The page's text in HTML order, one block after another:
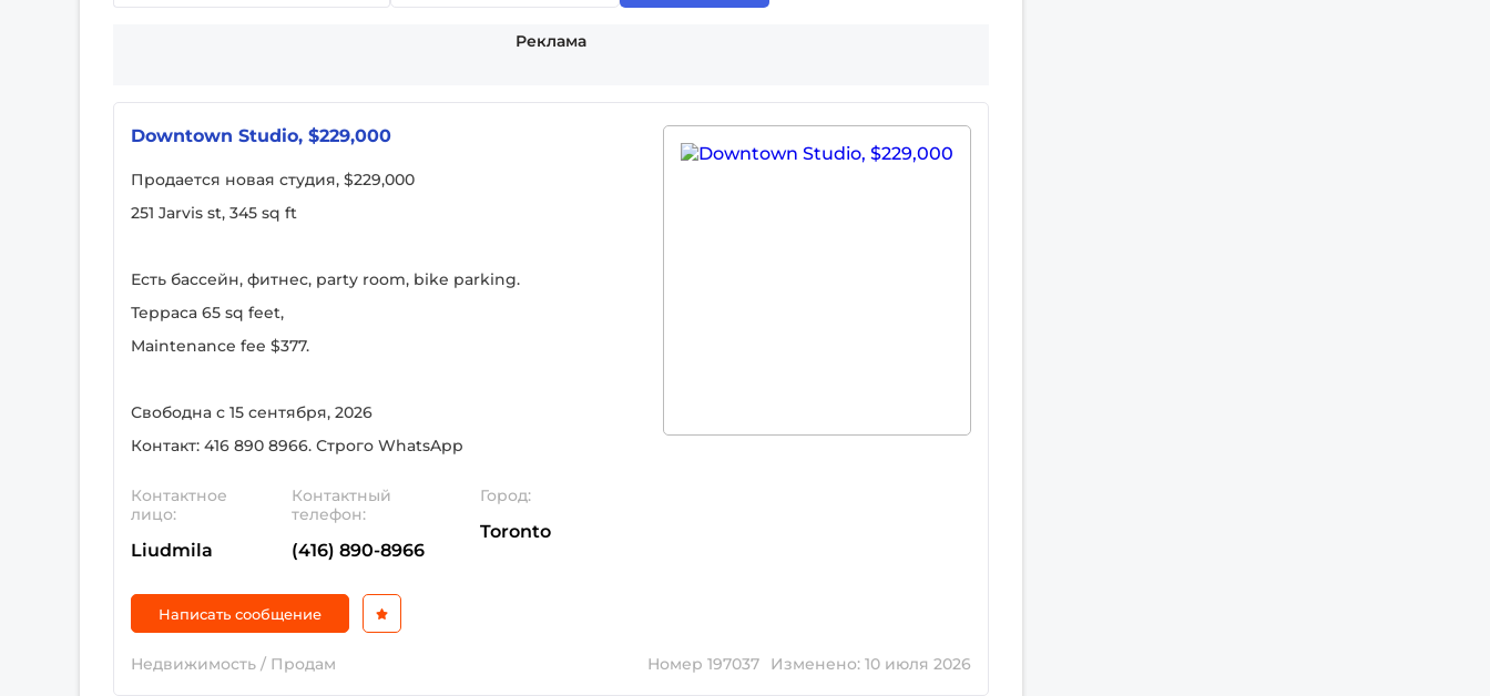
Реклама
Downtown Studio, $229,000
Продается новая студия, $229,000
251 Jarvis st, 345 sq ft
Есть бассейн, фитнес, party room, bike parking.
Терраса 65 sq feet,
Maintenance fee $377.
Свободна с 15 сентября, 2026
Контакт: 416 890 8966. Строго WhatsApp
Контактное
лицо:
Liudmila
Контактный
телефон:
(416) 890-8966
Город:
Toronto
Написать сообщение
Недвижимость / Продам Номер 197037 Изменено: 10 июля 2026